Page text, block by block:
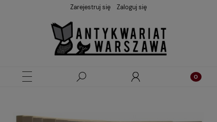
Zarejestruj się Zaloguj się